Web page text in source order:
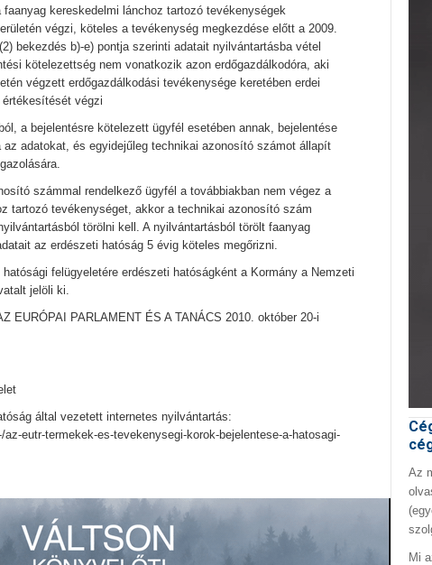
kereskedelmi lánchoz tartozó tevékenységek
végzi, köteles a tevékenység megkezdése előtt a 2009.
bekezdés b)-e) pontja szerinti adatait nyilvántartásba vétel
kötelezettség nem vonatkozik azon erdőgazdálkodóra, aki
végzett erdőgazdálkodási tevékenysége keretében erdei
végzi
a bejelentésre kötelezett ügyfél esetében annak, bejelentése
adatokat, és egyidejűleg technikai azonosító számot állapít
számmal rendelkező ügyfél a továbbiakban nem végez a
tartozó tevékenységet, akkor a technikai azonosító szám
törölni kell. A nyilvántartásból törölt faanyag
az erdészeti hatóság 5 évig köteles megőrizni.
felügyeletére erdészeti hatóságként a Kormány a Nemzeti
jelöli ki.
EURÓPAI PARLAMENT ÉS A TANÁCS 2010. október 20-i
által vezetett internetes nyilvántartás:
az-eutr-termekek-es-tevekenysegi-korok-bejelentese-a-hatosagi-
Az
Mi